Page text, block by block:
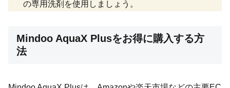
の専用洗剤を使用しましょう。
Mindoo AquaX Plusをお得に購入する方
法